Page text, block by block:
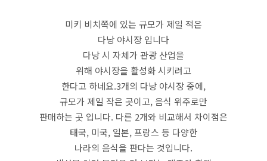
미키 비치쪽에 있는 규모가 제일 적은
다낭 야시장 입니다
다낭 시 자체가 관광 산업을
위해 야시장을 활성화 시키려고
한다고 하네요.3개의 다낭 야시장 중에,
규모가 제일 작은 곳이고, 음식 위주로만
판매하는 곳 입니다. 다른 2개와 비교해서 차이점은
태국, 미국, 일본, 프랑스 등 다양한
나라의 음식을 판다는 것입니다.